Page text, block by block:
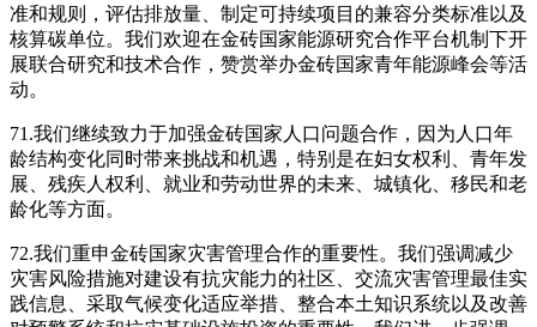
准和规则，评估排放量、制定可持续项目的兼容分类标准以及
核算碳单位。我们欢迎在金砖国家能源研究合作平台机制下开
展联合研究和技术合作，赞赏举办金砖国家青年能源峰会等活
动。
71.我们继续致力于加强金砖国家人口问题合作，因为人口年
龄结构变化同时带来挑战和机遇，特别是在妇女权利、青年发
展、残疾人权利、就业和劳动世界的未来、城镇化、移民和老
龄化等方面。
72.我们重申金砖国家灾害管理合作的重要性。我们强调减少
灾害风险措施对建设有抗灾能力的社区、交流灾害管理最佳实
践信息、采取气候变化适应举措、整合本土知识系统以及改善